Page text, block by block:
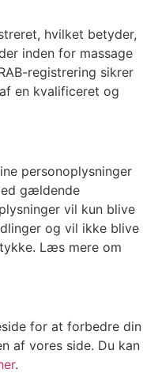
hvilket betyder,
inden for massage
registrering sikrer
en kvalificeret og
personoplysninger
gældende
vil kun blive
og vil ikke blive
Læs mere om
for at forbedre din
af vores side. Du kan
.